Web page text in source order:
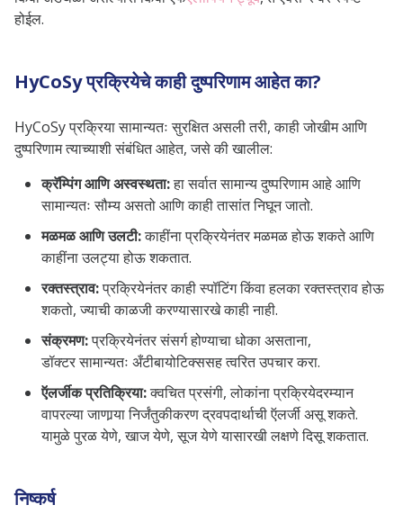
होईल.
HyCoSy प्रक्रियेचे काही दुष्परिणाम आहेत का?
HyCoSy प्रक्रिया सामान्यतः सुरक्षित असली तरी, काही जोखीम आणि
दुष्परिणाम त्याच्याशी संबंधित आहेत, जसे की खालील:
क्रॅम्पिंग आणि अस्वस्थता:हा सर्वात सामान्य दुष्परिणाम आहे आणि
सामान्यतः सौम्य असतो आणि काही तासांत निघून जातो.
मळमळ आणि उलटी:काहींना प्रक्रियेनंतर मळमळ होऊ शकते आणि
काहींना उलट्या होऊ शकतात.
रक्तस्त्राव:प्रक्रियेनंतर काही स्पॉटिंग किंवा हलका रक्तस्त्राव होऊ
शकतो, ज्याची काळजी करण्यासारखे काही नाही.
संक्रमण:प्रक्रियेनंतर संसर्ग होण्याचा धोका असताना,
डॉक्टरसामान्यतः अँटीबायोटिक्ससह त्वरित उपचार करा.
ऍलर्जीक प्रतिक्रिया:क्वचित प्रसंगी, लोकांना प्रक्रियेदरम्यान
वापरल्या जाणार्‍या निर्जंतुकीकरण द्रवपदार्थाची ऍलर्जी असू शकते.
यामुळे पुरळ येणे, खाज येणे, सूज येणे यासारखी लक्षणे दिसू शकतात.
निष्कर्ष